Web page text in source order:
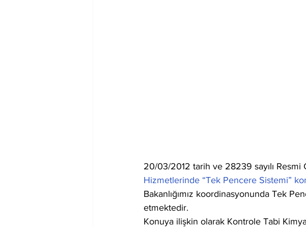
20/03/2012 tarih ve 28239 sayılı Resmi
Hizmetlerinde “Tek Pencere Sistemi”
Bakanlığımız koordinasyonunda Tek
etmektedir.
Konuya ilişkin olarak Kontrole Tabi